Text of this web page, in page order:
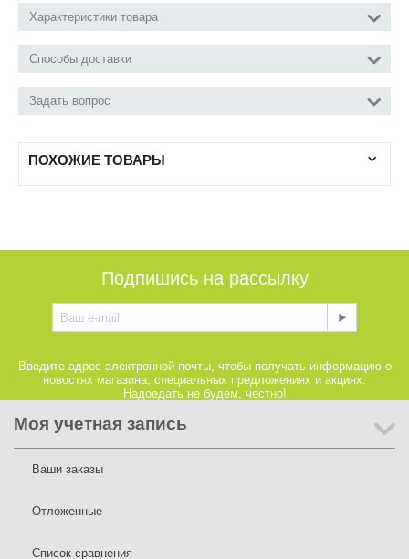
Характеристики товара
Способы доставки
Задать вопрос
ПОХОЖИЕ ТОВАРЫ
Подпишись на рассылку
Введите адрес электронной почты, чтобы получать информацию о
новостях магазина, специальных предложениях и акциях.
Надоедать не будем, честно!
Моя учетная запись
Ваши заказы
Отложенные
Список сравнения